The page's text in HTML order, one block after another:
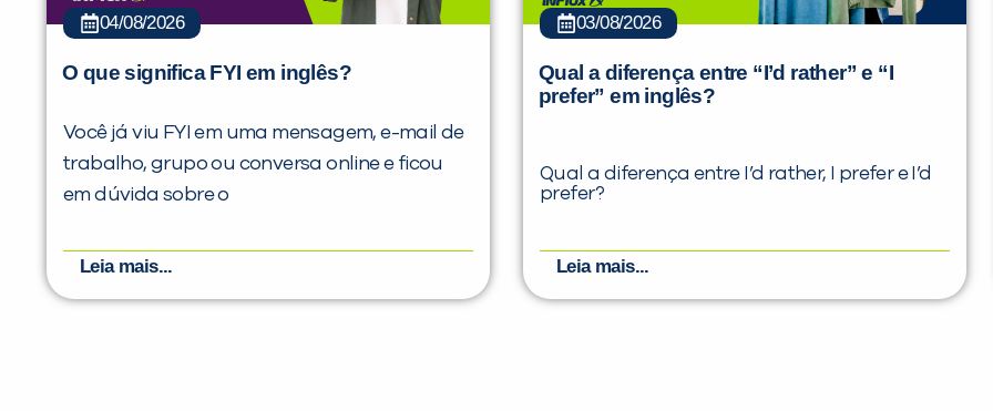
04/08/2026
O que significa FYI em inglês?
Você já viu FYI em uma mensagem, e-mail de
trabalho, grupo ou conversa online e ficou
em dúvida sobre o
Leia mais...
03/08/2026
Qual a diferença entre “I’d rather” e “I
prefer” em inglês?
Qual a diferença entre I’d rather, I prefer e I’d
prefer?
Leia mais...